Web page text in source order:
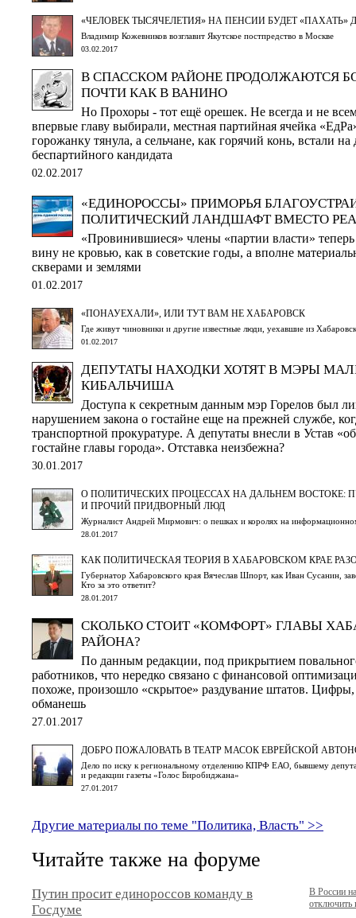
«ЧЕЛОВЕК ТЫСЯЧЕЛЕТИЯ» НА ПЕНСИИ БУДЕТ «ПАХАТЬ»
Владимир Кожевников возглавит Якутское постпредство в Москве
03.02.2017
В СПАССКОМ РАЙОНЕ ПРОДОЛЖАЮТСЯ
ПОЧТИ КАК В ВАНИНО
Но Прохоры - тот ещё орешек. Не всегда и не
впервые главу выбирали, местная партийная ячейка
горожанку тянула, а сельчане, как горячий конь, встали
беспартийного кандидата
02.02.2017
«ЕДИНОРОССЫ» ПРИМОРЬЯ
ПОЛИТИЧЕСКИЙ ЛАНДШАФТ ВМЕСТО
«Провинившиеся» члены «партии власти»
вину не кровью, как в советские годы, а вполне
скверами и землями
01.02.2017
«ПОНАУЕХАЛИ», ИЛИ ТУТ ВАМ НЕ ХАБАРОВСК
Где живут чиновники и другие известные люди, уехавшие из
01.02.2017
ДЕПУТАТЫ НАХОДКИ ХОТЯТ В МЭРЫ
КИБАЛЬЧИША
Доступа к секретным данным мэр Горелов был
нарушением закона о гостайне еще на прежней службе,
транспортной прокуратуре. А депутаты внесли в Устав
гостайне главы города». Отставка неизбежна?
30.01.2017
О ПОЛИТИЧЕСКИХ ПРОЦЕССАХ НА ДАЛЬНЕМ ВОСТОКЕ:
И ПРОЧИЙ ПРИДВОРНЫЙ ЛЮД
Журналист Андрей Мирмович: о пешках и королях на
28.01.2017
КАК ПОЛИТИЧЕСКАЯ ТЕОРИЯ В ХАБАРОВСКОМ КРАЕ
Губернатор Хабаровского края Вячеслав Шпорт, как Иван Сусанин,
Кто за это ответит?
28.01.2017
СКОЛЬКО СТОИТ «КОМФОРТ» ГЛАВЫ
РАЙОНА?
По данным редакции, под прикрытием
работников, что нередко связано с финансовой
похоже, произошло «скрытое» раздувание штатов. Цифры,
обманешь
27.01.2017
ДОБРО ПОЖАЛОВАТЬ В ТЕАТР МАСОК ЕВРЕЙСКОЙ
Дело по иску к региональному отделению КПРФ ЕАО, бывшему
и редакции газеты «Голос Биробиджана»
27.01.2017
Другие материалы по теме "Политика, Власть" >>
Читайте также на форуме
Путин просит единороссов команду в
Госдуме
В России
отключить